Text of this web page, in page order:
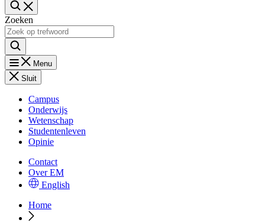
Zoeken
Menu
Sluit
Campus
Onderwijs
Wetenschap
Studentenleven
Opinie
Contact
Over EM
English
Home